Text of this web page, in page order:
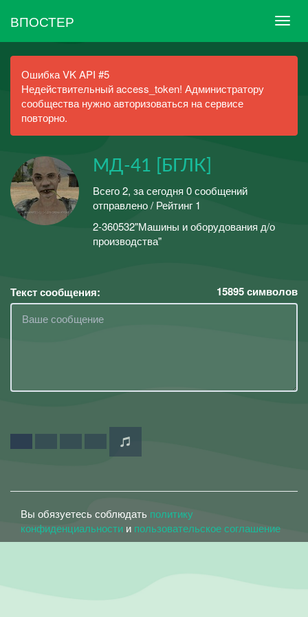
ВПОСТЕР
Ошибка VK API #5
Недействительный access_token! Администратору
сообщества нужно авторизоваться на сервисе
повторно.
МД-41 [БГЛК]
Всего 2, за сегодня 0 сообщений
отправлено / Рейтинг 1
2-360532"Машины и оборудования д/о
производства"
Текст сообщения: 15895символов
Вы обязуетесь соблюдать политику
конфиденциальности и пользовательское соглашение